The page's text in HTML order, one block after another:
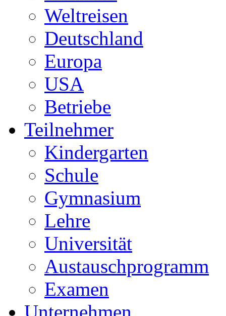
Weltreisen
Deutschland
Europa
USA
Betriebe
Teilnehmer
Kindergarten
Schule
Gymnasium
Lehre
Universität
Austauschprogramm
Examen